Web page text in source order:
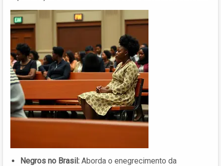
Negros no Brasil: Aborda o enegrecimento da